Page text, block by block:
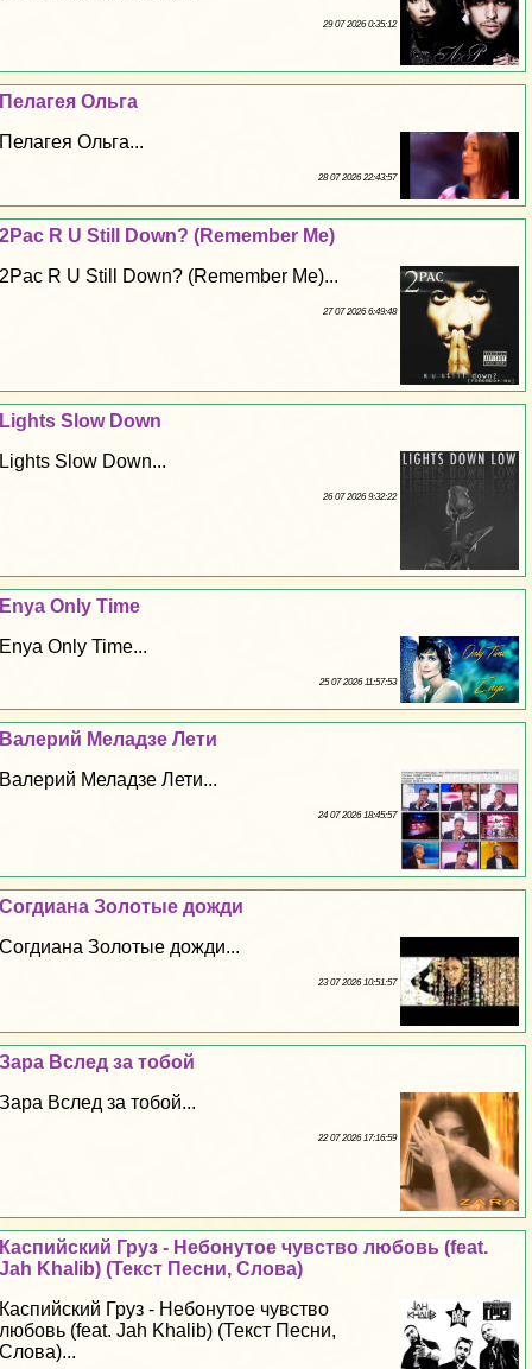
29 07 2026 0:35:12
Пелагея Ольга
Пелагея Ольга...
28 07 2026 22:43:57
2Pac R U Still Down? (Remember Me)
2Pac R U Still Down? (Remember Me)...
27 07 2026 6:49:48
Lights Slow Down
Lights Slow Down...
26 07 2026 9:32:22
Enya Only Time
Enya Only Time...
25 07 2026 11:57:53
Валерий Меладзе Лети
Валерий Меладзе Лети...
24 07 2026 18:45:57
Согдиана Золотые дожди
Согдиана Золотые дожди...
23 07 2026 10:51:57
Зара Вслед за тобой
Зара Вслед за тобой...
22 07 2026 17:16:59
Каспийский Груз - Небонутое чувство любовь (feat.
Jah Khalib) (Текст Песни, Слова)
Каспийский Груз - Небонутое чувство
любовь (feat. Jah Khalib) (Текст Песни,
Слова)...